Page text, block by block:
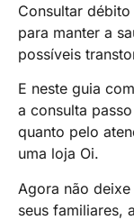
Consultar
para manter a
possíveis
E neste guia
a consulta
quanto pelo
uma loja Oi.
Agora não
seus familiares,